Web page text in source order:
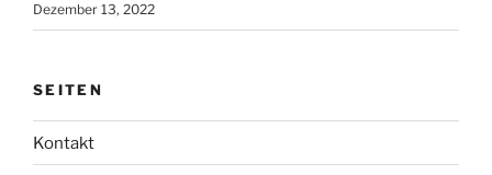
Dezember 13, 2022
SEITEN
Kontakt